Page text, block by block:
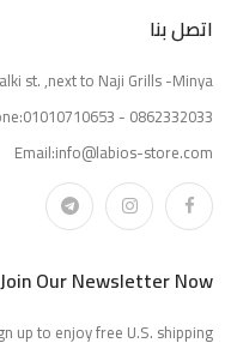
اتصل بنا
st. ,next to Naji Grills -Minya
- 0862332033
Email:info@labios-store.com
Join Our Newsletter Now
up to enjoy free U.S. shipping